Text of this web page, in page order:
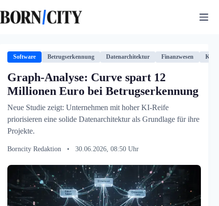
Inhalt
springen
Software Betrugserkennung Datenarchitektur Finanzwesen KI-
Graph-Analyse: Curve spart 12
Millionen Euro bei Betrugserkennung
Neue Studie zeigt: Unternehmen mit hoher KI-Reife
priorisieren eine solide Datenarchitektur als Grundlage für ihre
Projekte.
Borncity Redaktion • 30.06.2026, 08:50 Uhr